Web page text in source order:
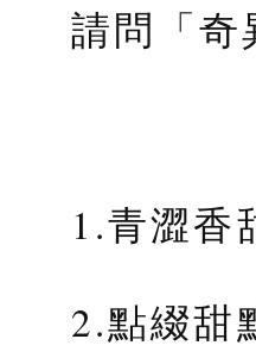
請問「奇
1.青澀香
2.點綴甜